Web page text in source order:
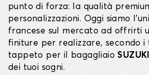
punto di forza: la qualità
personalizzazioni. Oggi siamo
francese sul mercato ad offrirti
finiture per realizzare, secondo i
tappeto per il bagagliaio
dei tuoi sogni.